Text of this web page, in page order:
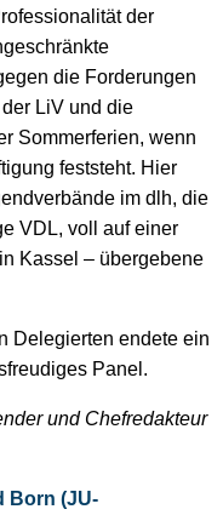
der
die Forderungen
LiV und die
Sommerferien, wenn
feststeht. Hier
im dlh, die
VDL, voll auf einer
Kassel – übergebene
Delegierten endete ein
Panel.
und Chefredakteur
Born (JU-